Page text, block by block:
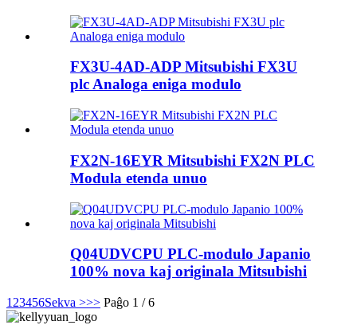
FX3U-4AD-ADP Mitsubishi FX3U
plc Analoga eniga modulo
FX2N-16EYR Mitsubishi FX2N PLC
Modula etenda unuo
Q04UDVCPU PLC-modulo Japanio
100% nova kaj originala Mitsubishi
1 23456Sekva >>> Paĝo 1 / 6